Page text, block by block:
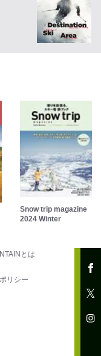
Snow trip magazine
2024 Winter
とは
リシー